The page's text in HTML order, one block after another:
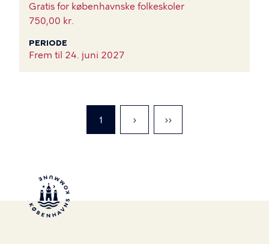
Gratis for københavnske folkeskoler
750,00 kr.
PERIODE
Frem til 24. juni 2027
Nuværende
1 Gå
› Gå
››